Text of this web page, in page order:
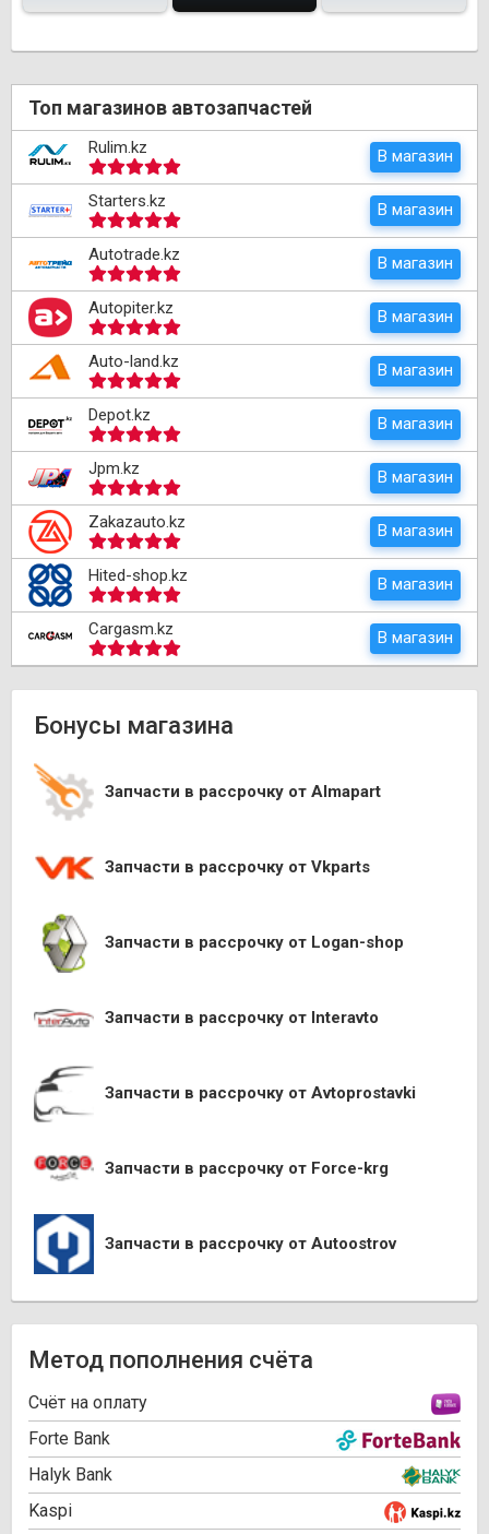
Топ магазинов автозапчастей
Rulim.kz В магазин
Starters.kz В магазин
Autotrade.kz В магазин
Autopiter.kz В магазин
Auto-land.kz В магазин
Depot.kz В магазин
Jpm.kz В магазин
Zakazauto.kz В магазин
Hited-shop.kz В магазин
Cargasm.kz В магазин
Бонусы магазина
Запчасти в рассрочку от Almapart
Запчасти в рассрочку от Vkparts
Запчасти в рассрочку от Logan-shop
Запчасти в рассрочку от Interavto
Запчасти в рассрочку от Avtoprostavki
Запчасти в рассрочку от Force-krg
Запчасти в рассрочку от Autoostrov
Метод пополнения счёта
Cчёт на оплату
Forte Bank
Halyk Bank
Kaspi